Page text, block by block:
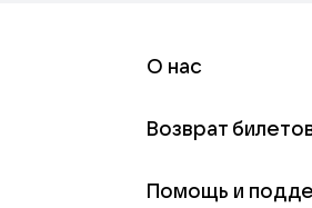
О нас
Возврат
Помощь и